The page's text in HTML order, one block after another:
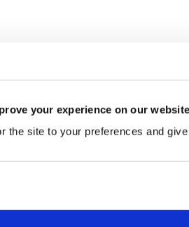
your experience on our website
the site to your preferences and